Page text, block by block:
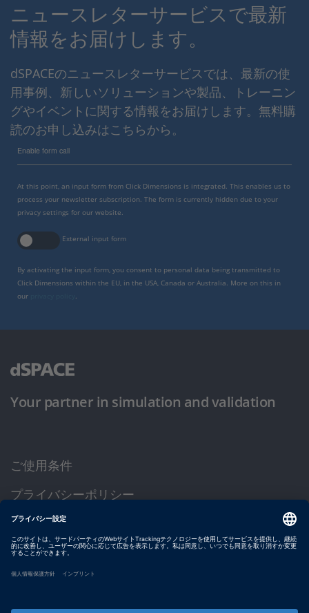
ニュースレターサービスで最新
情報をお届けします。
dSPACEのニュースレターサービスでは、最新の使
用事例、新しいソリューションや製品、トレーニン
グやイベントに関する情報をお届けします。無料購
読のお申し込みはこちらから。
Enable form call
At this point, an input form from Click Dimensions is integrated. This enables us to
process your newsletter subscription. The form is currently hidden due to your
privacy settings for our website.
External input form
By activating the input form, you consent to personal data being transmitted to
Click Dimensions within the EU, in the USA, Canada or Australia. More on this in
our
Your partner in simulation and validation
ご使用条件
プライバシーポリシー
約款
サイト運営会社情報